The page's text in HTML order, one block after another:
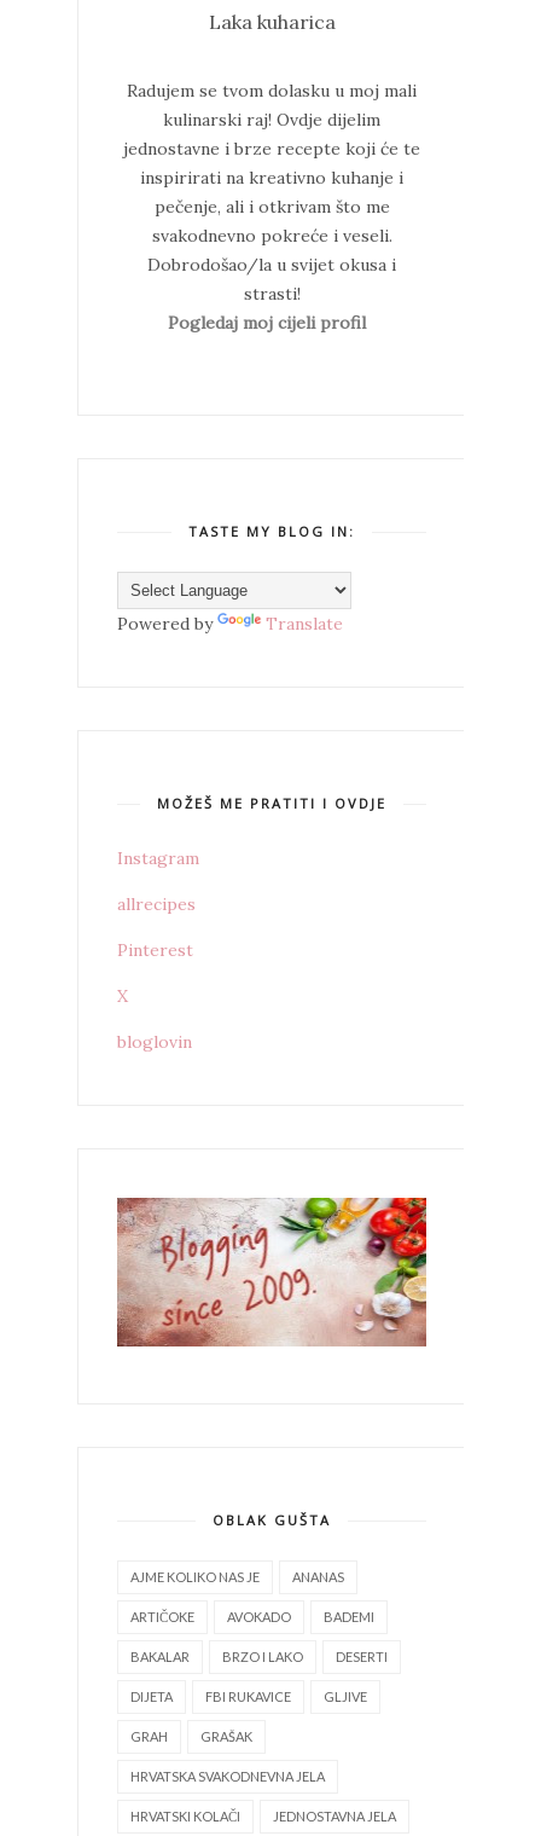
Laka kuharica
Radujem se tvom dolasku u moj mali
kulinarski raj! Ovdje dijelim
jednostavne i brze recepte koji će te
inspirirati na kreativno kuhanje i
pečenje, ali i otkrivam što me
svakodnevno pokreće i veseli.
Dobrodošao/la u svijet okusa i
strasti!
Pogledaj moj cijeli profil
TASTE MY BLOG IN:
Powered by Translate
MOŽEŠ ME PRATITI I OVDJE
Instagram
allrecipes
Pinterest
X
bloglovin
OBLAK GUŠTA
AJME KOLIKO NAS JE ANANAS
ARTIČOKE AVOKADO BADEMI
BAKALAR BRZO I LAKO DESERTI
DIJETA FBI RUKAVICE GLJIVE
GRAH GRAŠAK
HRVATSKA SVAKODNEVNA JELA
HRVATSKI KOLAČI JEDNOSTAVNA JELA